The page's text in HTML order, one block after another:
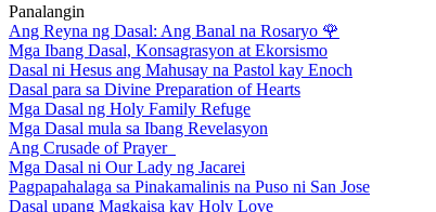
Panalangin
Ang Reyna ng Dasal: Ang Banal na Rosaryo 🌹
Mga Ibang Dasal, Konsagrasyon at Ekorsismo
Dasal ni Hesus ang Mahusay na Pastol kay Enoch
Dasal para sa Divine Preparation of Hearts
Mga Dasal ng Holy Family Refuge
Mga Dasal mula sa Ibang Revelasyon
Ang Crusade of Prayer
Mga Dasal ni Our Lady ng Jacarei
Pagpapahalaga sa Pinakamalinis na Puso ni San Jose
Dasal upang Magkaisa kay Holy Love